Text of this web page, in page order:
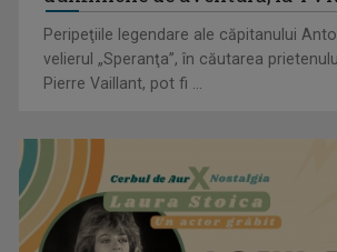
TELEȘCOALA: Limba franceză, nivel A1
Peripeţiile legendare ale căpitanului
velierul „Speranţa”, în căutarea
Pierre Vaillant, pot fi ...